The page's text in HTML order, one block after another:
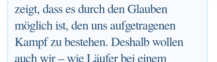
zeigt, dass es durch den Glauben
möglich ist, den uns aufgetragenen
Kampf zu bestehen. Deshalb wollen
auch wir – wie Läufer bei einem